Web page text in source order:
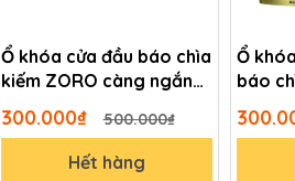
Ổ khóa cửa đầu báo chìa
kiếm ZORO càng ngắn
chống gỉ cao cấp
300.000₫ 500.000₫
Hết hàng
Ổ
báo
chống